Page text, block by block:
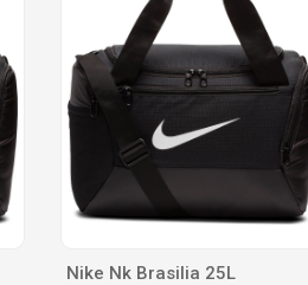
Nike Nk Brasilia 25L